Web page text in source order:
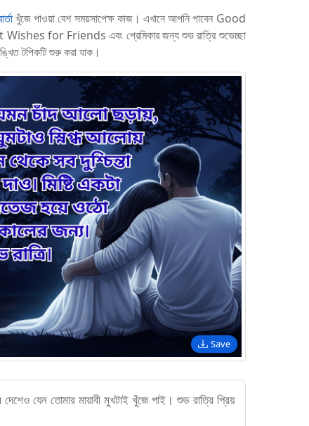
খুঁজে পাওয়া বেশ সময়সাপেক্ষ কাজ। এখানে আপনি পাবেন Good
for Friends এবং প্রেমিকার জন্য শুভ রাত্রি শুভেচ্ছা
টপিকটি শুরু করা যাক।
Save
যেন তোমার মায়াবী মুখটাই খুঁজে পাই। শুভ রাত্রি প্রিয়